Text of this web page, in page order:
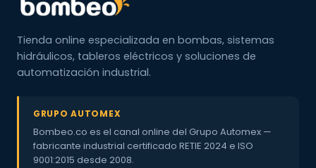
Tienda online especializada en bombas, sistemas
hidráulicos, tableros eléctricos y soluciones de
automatización industrial.
GRUPO AUTOMEX
Bombeo.co es el canal online del Grupo Automex —
fabricante industrial certificado RETIE 2024 e ISO
9001:2015 desde 2008.